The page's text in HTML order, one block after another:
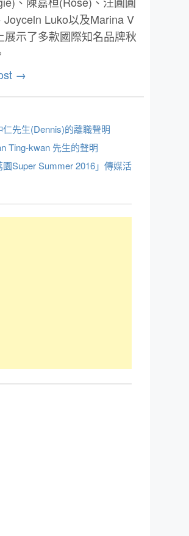
Joyceln Luko以及Marina V
展示了多款國際知名品牌秋
→
先生(Dennis)的離職聲明
Ting-kwan 先生的聲明
Super Summer 2016」傳媒活